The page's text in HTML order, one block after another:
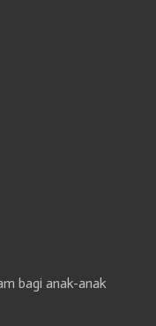
bagi anak-anak